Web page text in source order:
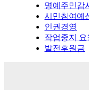
명예주민감
시민참여예
인권경영
작업중지 요
발전후원금